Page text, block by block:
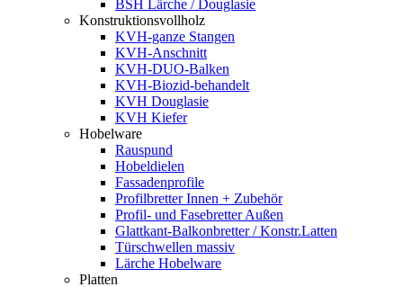
BSH Lärche / Douglasie
Konstruktionsvollholz
KVH-ganze Stangen
KVH-Anschnitt
KVH-DUO-Balken
KVH-Biozid-behandelt
KVH Douglasie
KVH Kiefer
Hobelware
Rauspund
Hobeldielen
Fassadenprofile
Profilbretter Innen + Zubehör
Profil- und Fasebretter Außen
Glattkant-Balkonbretter / Konstr.Latten
Türschwellen massiv
Lärche Hobelware
Platten